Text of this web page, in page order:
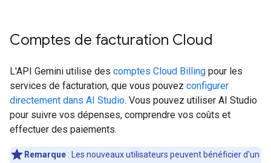
Comptes de facturation Cloud
L'API Gemini utilise des comptes Cloud Billing pour les
services de facturation, que vous pouvez configurer
directement dans AI Studio. Vous pouvez utiliser AI Studio
pour suivre vos dépenses, comprendre vos coûts et
effectuer des paiements.
Remarque : Les nouveaux utilisateurs peuvent bénéficier d'un